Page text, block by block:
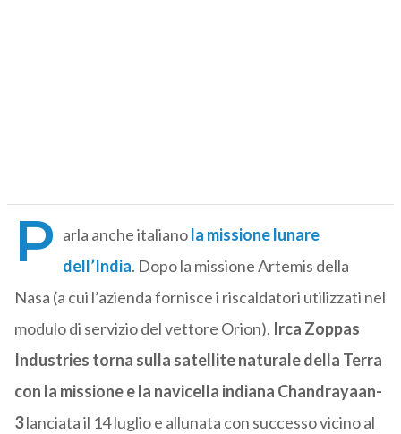
P arla anche italianola missione lunare
dell’India. Dopo la missione Artemis della
Nasa (a cui l’azienda fornisce i riscaldatori utilizzati nel
modulo di servizio del vettore Orion), Irca Zoppas
Industries torna sulla satellite naturale della Terra
con la missione e la navicella indiana Chandrayaan-
3lanciata il 14 luglio e allunata con successo vicino al